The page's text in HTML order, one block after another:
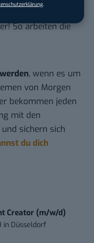
So arbeiten die
, wenn es um
von Morgen
bekommen jeden
mit den
sichern sich
du dich
Creator (m/w/d)
in Düsseldorf